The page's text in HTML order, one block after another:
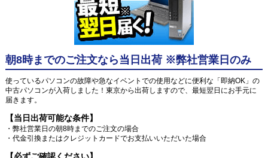
朝8時までのご注文なら当日出荷 ※弊社営業日のみ
使っているパソコンの故障や急なイベントでの使用などに便利な「即納OK」の
中古パソコンが入荷しました！東京から出荷しますので、最短翌日にお手元に
届きます。
【当日出荷可能な条件】
・弊社営業日の朝8時までのご注文の場合
・代金引換またはクレジットカードでお支払いいただいた場合